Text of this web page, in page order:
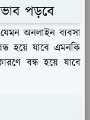
পড়বে
অনলাইন ব্যবসা
হয়ে যাবে এমনকি
বন্ধ হয়ে যাবে